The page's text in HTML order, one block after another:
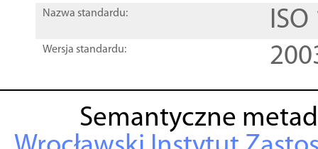
Nazwa standardu:
Wersja standardu:
Semantyczne